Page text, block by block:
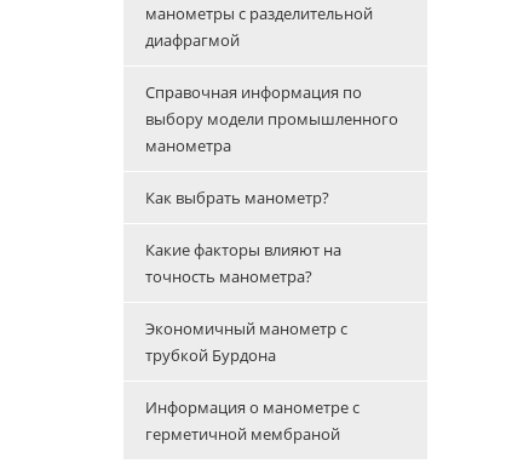
манометры с разделительной
диафрагмой
Справочная информация по
выбору модели промышленного
манометра
Как выбрать манометр?
Какие факторы влияют на
точность манометра?
Экономичный манометр с
трубкой Бурдона
Информация о манометре с
герметичной мембраной